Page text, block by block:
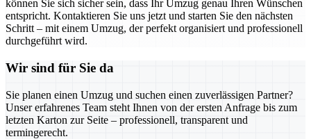
können Sie sich sicher sein, dass Ihr Umzug genau Ihren Wünschen
entspricht. Kontaktieren Sie uns jetzt und starten Sie den nächsten
Schritt – mit einem Umzug, der perfekt organisiert und professionell
durchgeführt wird.
Wir sind für Sie da
Sie planen einen Umzug und suchen einen zuverlässigen Partner?
Unser erfahrenes Team steht Ihnen von der ersten Anfrage bis zum
letzten Karton zur Seite – professionell, transparent und
termingerecht.